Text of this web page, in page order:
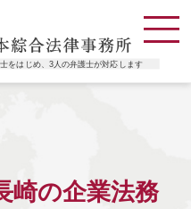
をはじめ、3人の弁護士が対応します
崎の企業法務